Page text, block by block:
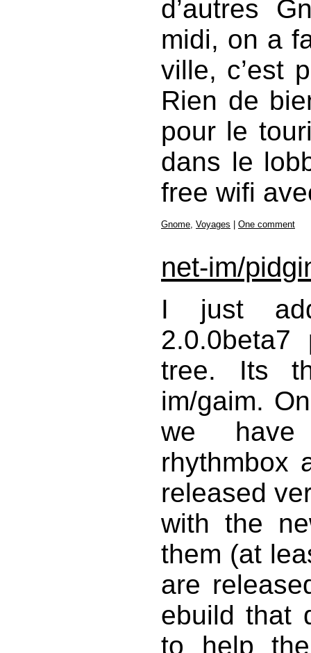
d’autres
midi, on a
ville, c’est
Rien de
pour le
dans le
free wifi
Gnome Voyages One comment
net-im/
I just
tree. Its
im/gaim.
we
rhythmbox
released
with the
them (at
are
ebuild that
to help